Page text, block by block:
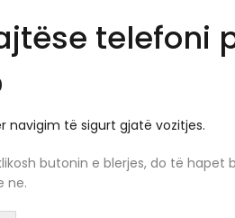
telefoni
navigim të sigurt gjatë vozitjes.
butonin e blerjes, do të
ne.